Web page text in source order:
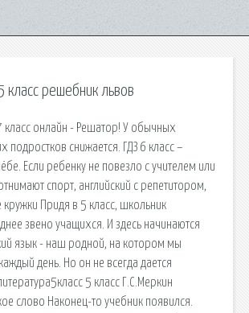
класс решебник львов
класс онлайн - Решатор! У обычных
подростков снижается. ГДЗ 6 класс –
Если ребенку не повезло с учителем или
спорт, английский с репетитором,
Придя в 5 класс, школьник
звено учащихся. И здесь начинаются
язык - наш родной, на котором мы
день. Но он не всегда дается
5 класс Г.С.Меркин
слово Наконец-то учебник появился.